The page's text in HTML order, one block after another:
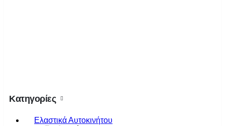
Κατηγορίες
Ελαστικά Αυτοκινήτου